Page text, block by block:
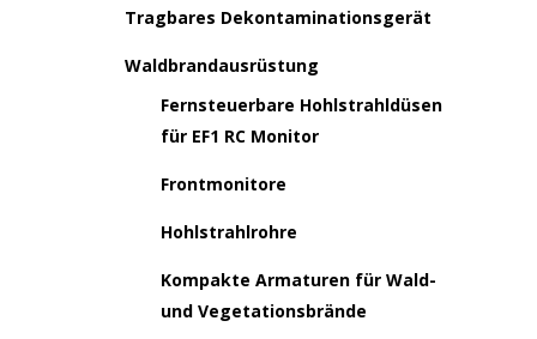
Tragbares Dekontaminationsgerät
Waldbrandausrüstung
Fernsteuerbare Hohlstrahldüsen
für EF1 RC Monitor
Frontmonitore
Hohlstrahlrohre
Kompakte Armaturen für Wald-
und Vegetationsbrände